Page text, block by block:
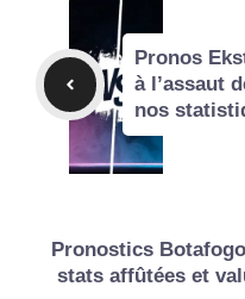
Pronos
à l’assaut
nos
Pronostics
stats affûtées et